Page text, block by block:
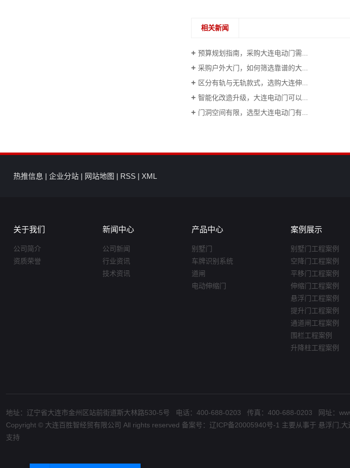
相关新闻
预算规划指南，采购大连电动门需...
采购户外大门，如何筛选靠谱的大...
区分有轨与无轨款式，选购大连伸...
智能化改造升级，大连电动门可以...
门洞空间有限，选型大连电动门有...
热推信息 | 企业分站 | 网站地图 | RSS | XML
关于我们
公司简介
资质荣誉
新闻中心
公司新闻
行业资讯
技术资讯
产品中心
别墅门
车牌识别系统
道闸
电动伸缩门
案例展示
别墅门工程案例
空降门工程案例
平移门工程案例
伸缩门工程案例
悬浮门工程案例
提升门工程案例
通道闸工程案例
围栏工程案例
升降柱工程案例
地址：辽宁省大连市金州区站前街道斯大林路530-5号 电话：400-688-0203 传真：400-688-0203 网址：
Copyright © 大连百胜智经贸有限公司 All rights reserved 备案号： 辽ICP备20005940号-1 主要从事于 悬浮门 大
支持